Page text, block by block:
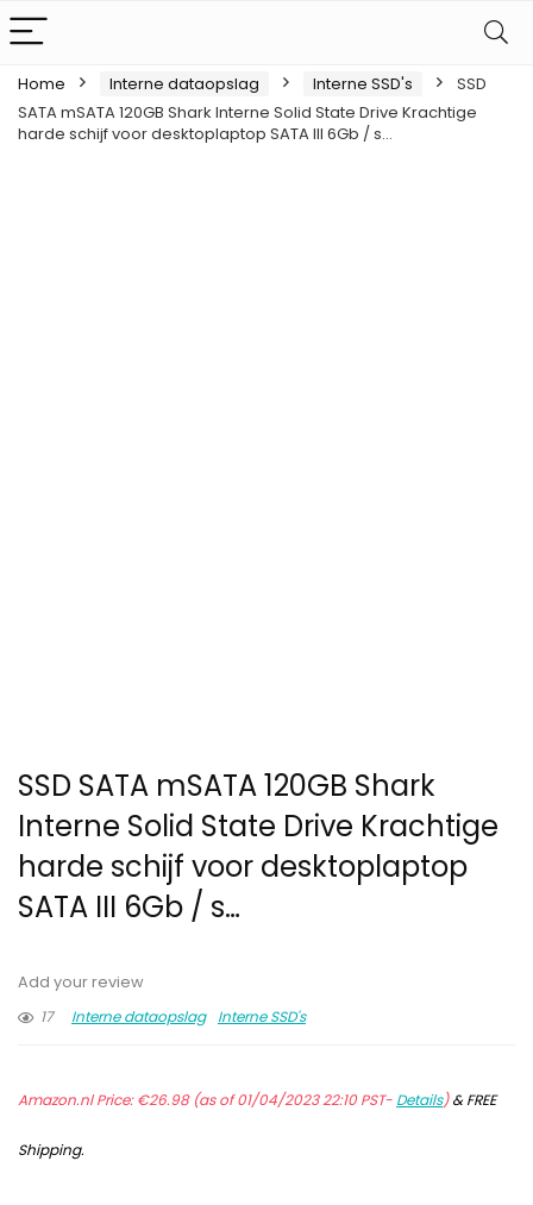
Home Interne dataopslag Interne SSD's
SSD
SATA mSATA 120GB Shark Interne Solid State Drive Krachtige
harde schijf voor desktoplaptop SATA III 6Gb / s…
SSD SATA mSATA 120GB Shark
Interne Solid State Drive Krachtige
harde schijf voor desktoplaptop
SATA III 6Gb / s…
Add your review
17
Interne dataopslag Interne SSD's
Amazon.nl Price:€26.98(as of 01/04/2023 22:10 PST- Details)&FREE
Shipping.